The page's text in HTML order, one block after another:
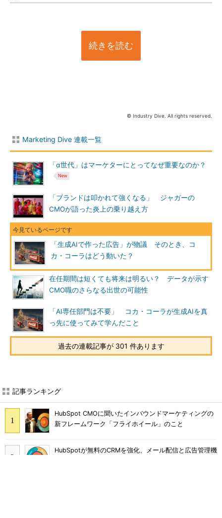
続きを読む
© Industry Dive. All rights reserved.
Marketing Dive 連載一覧
「α世代」はマーケターにとってなぜ重要なのか？
「ブランドは叩かれて強くなる」 ジャガーの
CMOが語った炎上の乗り越え方
「生成AIで作った広告」が物議 そのとき、コ
カ・コーラはどう動いた？
在任期間は短くても将来は明るい？ データが示す
CMO職のさらなる出世の可能性
「AI専任部門は不要」 コカ・コーラが生成AIを真
っ先に使ってみて学んだこと
過去の連載記事が 301 件あります
記事ランキング
HubSpot CMOに聞いたインバウンドマーケティングの
新フレームワーク「フライホイール」のこと
HubSpotが無料のCRMを強化、メール配信と広告管理機